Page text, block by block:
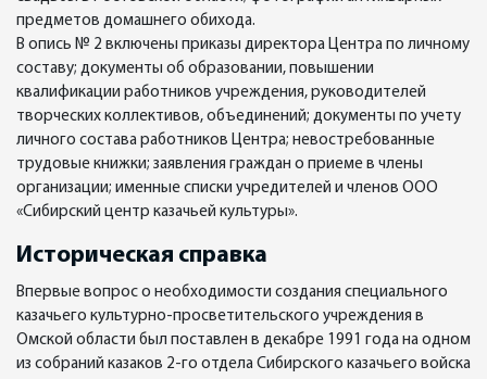
предметов домашнего обихода.
В опись № 2 включены приказы директора Центра по личному
составу; документы об образовании, повышении
квалификации работников учреждения, руководителей
творческих коллективов, объединений; документы по учету
личного состава работников Центра; невостребованные
трудовые книжки; заявления граждан о приеме в члены
организации; именные списки учредителей и членов ООО
«Сибирский центр казачьей культуры».
Историческая справка
Впервые вопрос о необходимости создания специального
казачьего культурно-просветительского учреждения в
Омской области был поставлен в декабре 1991 года на одном
из собраний казаков 2-го отдела Сибирского казачьего войска